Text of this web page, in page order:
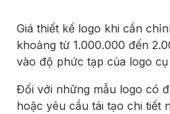
Giá thiết kế logo khi cần
khoảng từ 1.000.000 đến
vào độ phức tạp của logo cụ
Đối với những mẫu logo có
hoặc yêu cầu tái tạo chi tiết